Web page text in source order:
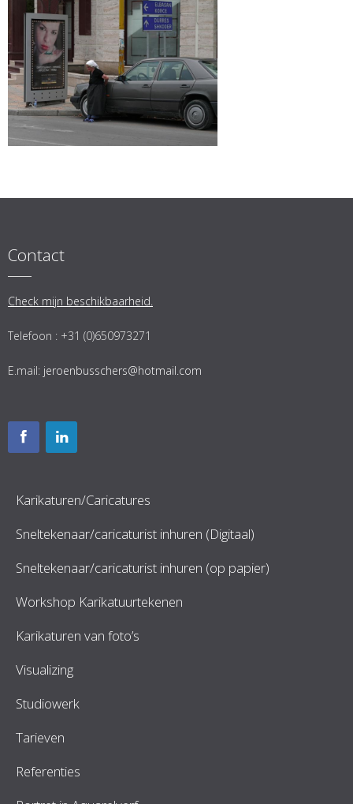
Contact
Check mijn beschikbaarheid.
Telefoon : +31 (0)650973271
E.mail: jeroenbusschers@hotmail.com
Karikaturen/Caricatures
Sneltekenaar/caricaturist inhuren (Digitaal)
Sneltekenaar/caricaturist inhuren (op papier)
Workshop Karikatuurtekenen
Karikaturen van foto’s
Visualizing
Studiowerk
Tarieven
Referenties